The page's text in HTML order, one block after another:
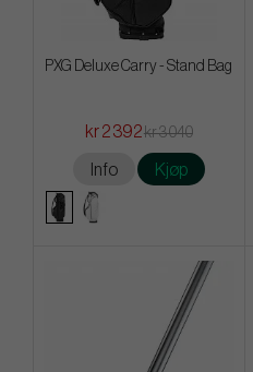
PXG Deluxe Carry - Stand Bag
kr 2 392kr 3 040
Info Kjøp